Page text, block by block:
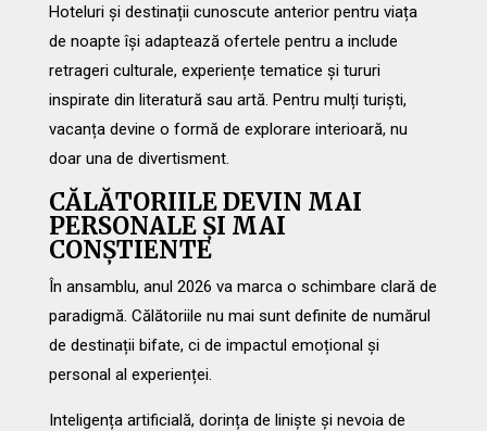
Hoteluri și destinații cunoscute anterior pentru viața
de noapte își adaptează ofertele pentru a include
retrageri culturale, experiențe tematice și tururi
inspirate din literatură sau artă. Pentru mulți turiști,
vacanța devine o formă de explorare interioară, nu
doar una de divertisment.
CĂLĂTORIILE DEVIN MAI
PERSONALE ȘI MAI
CONȘTIENTE
În ansamblu, anul 2026 va marca o schimbare clară de
paradigmă. Călătoriile nu mai sunt definite de numărul
de destinații bifate, ci de impactul emoțional și
personal al experienței.
Inteligența artificială, dorința de liniște și nevoia de